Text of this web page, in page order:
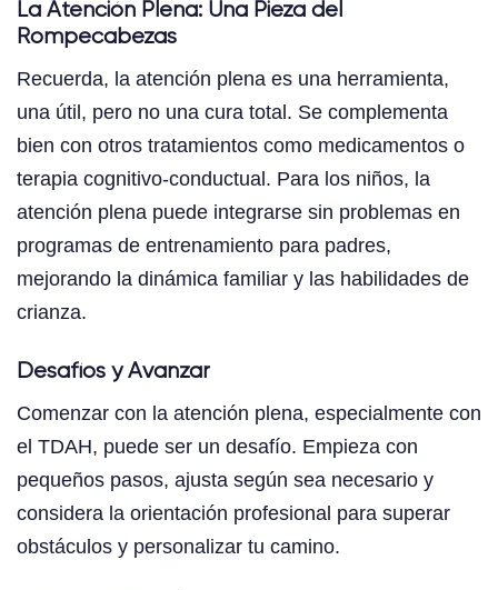
La Atención Plena: Una Pieza del
Rompecabezas
Recuerda, la atención plena es una herramienta,
una útil, pero no una cura total. Se complementa
bien con otros tratamientos como medicamentos o
terapia cognitivo-conductual. Para los niños, la
atención plena puede integrarse sin problemas en
programas de entrenamiento para padres,
mejorando la dinámica familiar y las habilidades de
crianza.
Desafíos y Avanzar
Comenzar con la atención plena, especialmente con
el TDAH, puede ser un desafío. Empieza con
pequeños pasos, ajusta según sea necesario y
considera la orientación profesional para superar
obstáculos y personalizar tu camino.